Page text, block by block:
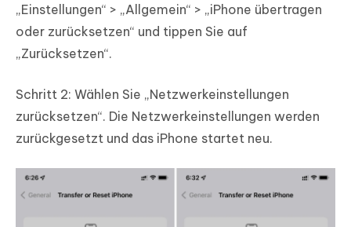
„Einstellungen“ > „Allgemein“ > „iPhone übertragen
oder zurücksetzen“ und tippen Sie auf
„Zurücksetzen“.
Schritt 2: Wählen Sie „Netzwerkeinstellungen
zurücksetzen“. Die Netzwerkeinstellungen werden
zurückgesetzt und das iPhone startet neu.